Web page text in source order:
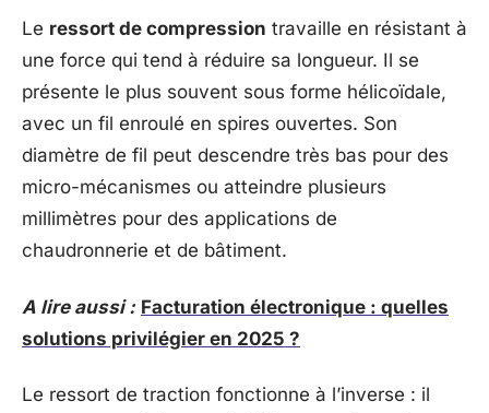
Le ressort de compression travaille en résistant à
une force qui tend à réduire sa longueur. Il se
présente le plus souvent sous forme hélicoïdale,
avec un fil enroulé en spires ouvertes. Son
diamètre de fil peut descendre très bas pour des
micro-mécanismes ou atteindre plusieurs
millimètres pour des applications de
chaudronnerie et de bâtiment.
A lire aussi : Facturation électronique : quelles
solutions privilégier en 2025 ?
Le ressort de traction fonctionne à l’inverse : il